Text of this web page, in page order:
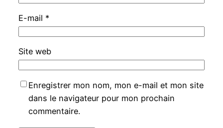
E-mail *
Site web
Enregistrer mon nom, mon e-mail et mon site
dans le navigateur pour mon prochain
commentaire.